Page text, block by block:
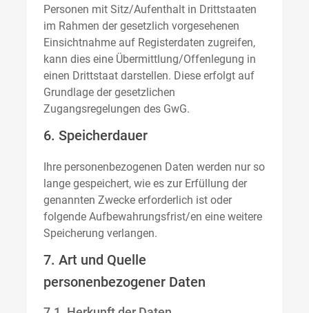
Personen mit Sitz/Aufenthalt in Drittstaaten
im Rahmen der gesetzlich vorgesehenen
Einsichtnahme auf Registerdaten zugreifen,
kann dies eine Übermittlung/Offenlegung in
einen Drittstaat darstellen. Diese erfolgt auf
Grundlage der gesetzlichen
Zugangsregelungen des GwG.
6. Speicherdauer
Ihre personenbezogenen Daten werden nur so
lange gespeichert, wie es zur Erfüllung der
genannten Zwecke erforderlich ist oder
folgende Aufbewahrungsfrist/en eine weitere
Speicherung verlangen.
7. Art und Quelle
personenbezogener Daten